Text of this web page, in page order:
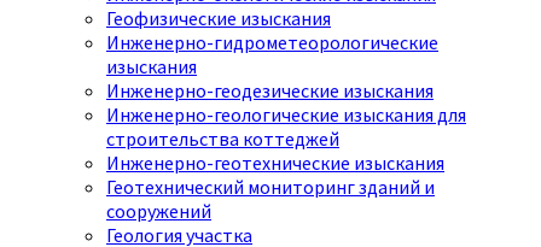
Геофизические изыскания
Инженерно-гидрометеорологические
изыскания
Инженерно-геодезические изыскания
Инженерно-геологические изыскания для
строительства коттеджей
Инженерно-геотехнические изыскания
Геотехнический мониторинг зданий и
сооружений
Геология участка